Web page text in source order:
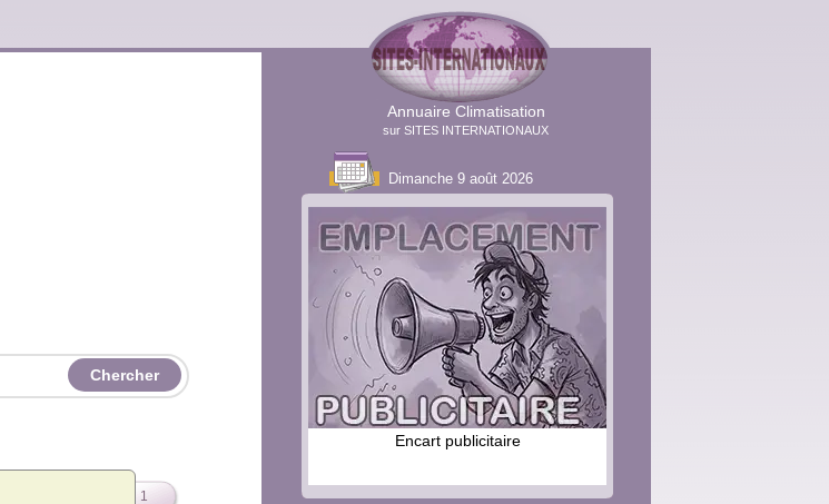
1
Annuaire Climatisation
sur SITES INTERNATIONAUX
Dimanche 9 août 2026
Encart publicitaire